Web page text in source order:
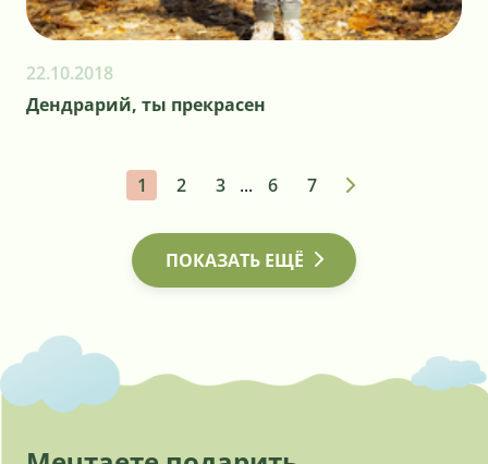
22.10.2018
Дендрарий, ты прекрасен
1 2 3 ... 6 7
ПОКАЗАТЬ ЕЩЁ